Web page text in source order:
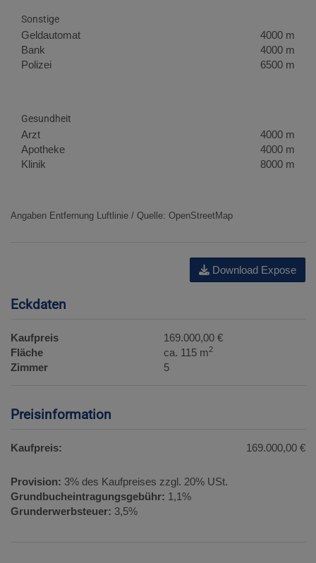
Sonstige
Geldautomat
4000 m
Bank
4000 m
Polizei
6500 m
Gesundheit
Arzt
4000 m
Apotheke
4000 m
Klinik
8000 m
Angaben Entfernung Luftlinie / Quelle: OpenStreetMap
Download Expose
Eckdaten
Kaufpreis
169.000,00 €
Fläche
ca. 115 m2
Zimmer 5
Preisinformation
Kaufpreis: 169.000,00 €
Provision: 3% des Kaufpreises zzgl. 20% USt.
Grundbucheintragungsgebühr: 1,1%
Grunderwerbsteuer: 3,5%